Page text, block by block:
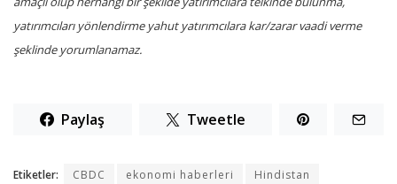
yatırımcıları yönlendirme yahut yatırımcılara kar/zarar vaadi verme
şeklinde yorumlanamaz.
Paylaş Tweetle
Etiketler: CBDC ekonomi haberleri
Hindistan